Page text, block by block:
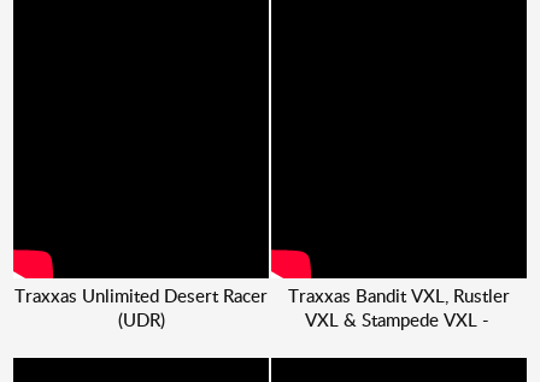
Traxxas Unlimited Desert Racer
(UDR)
Traxxas Bandit VXL, Rustler
VXL & Stampede VXL -